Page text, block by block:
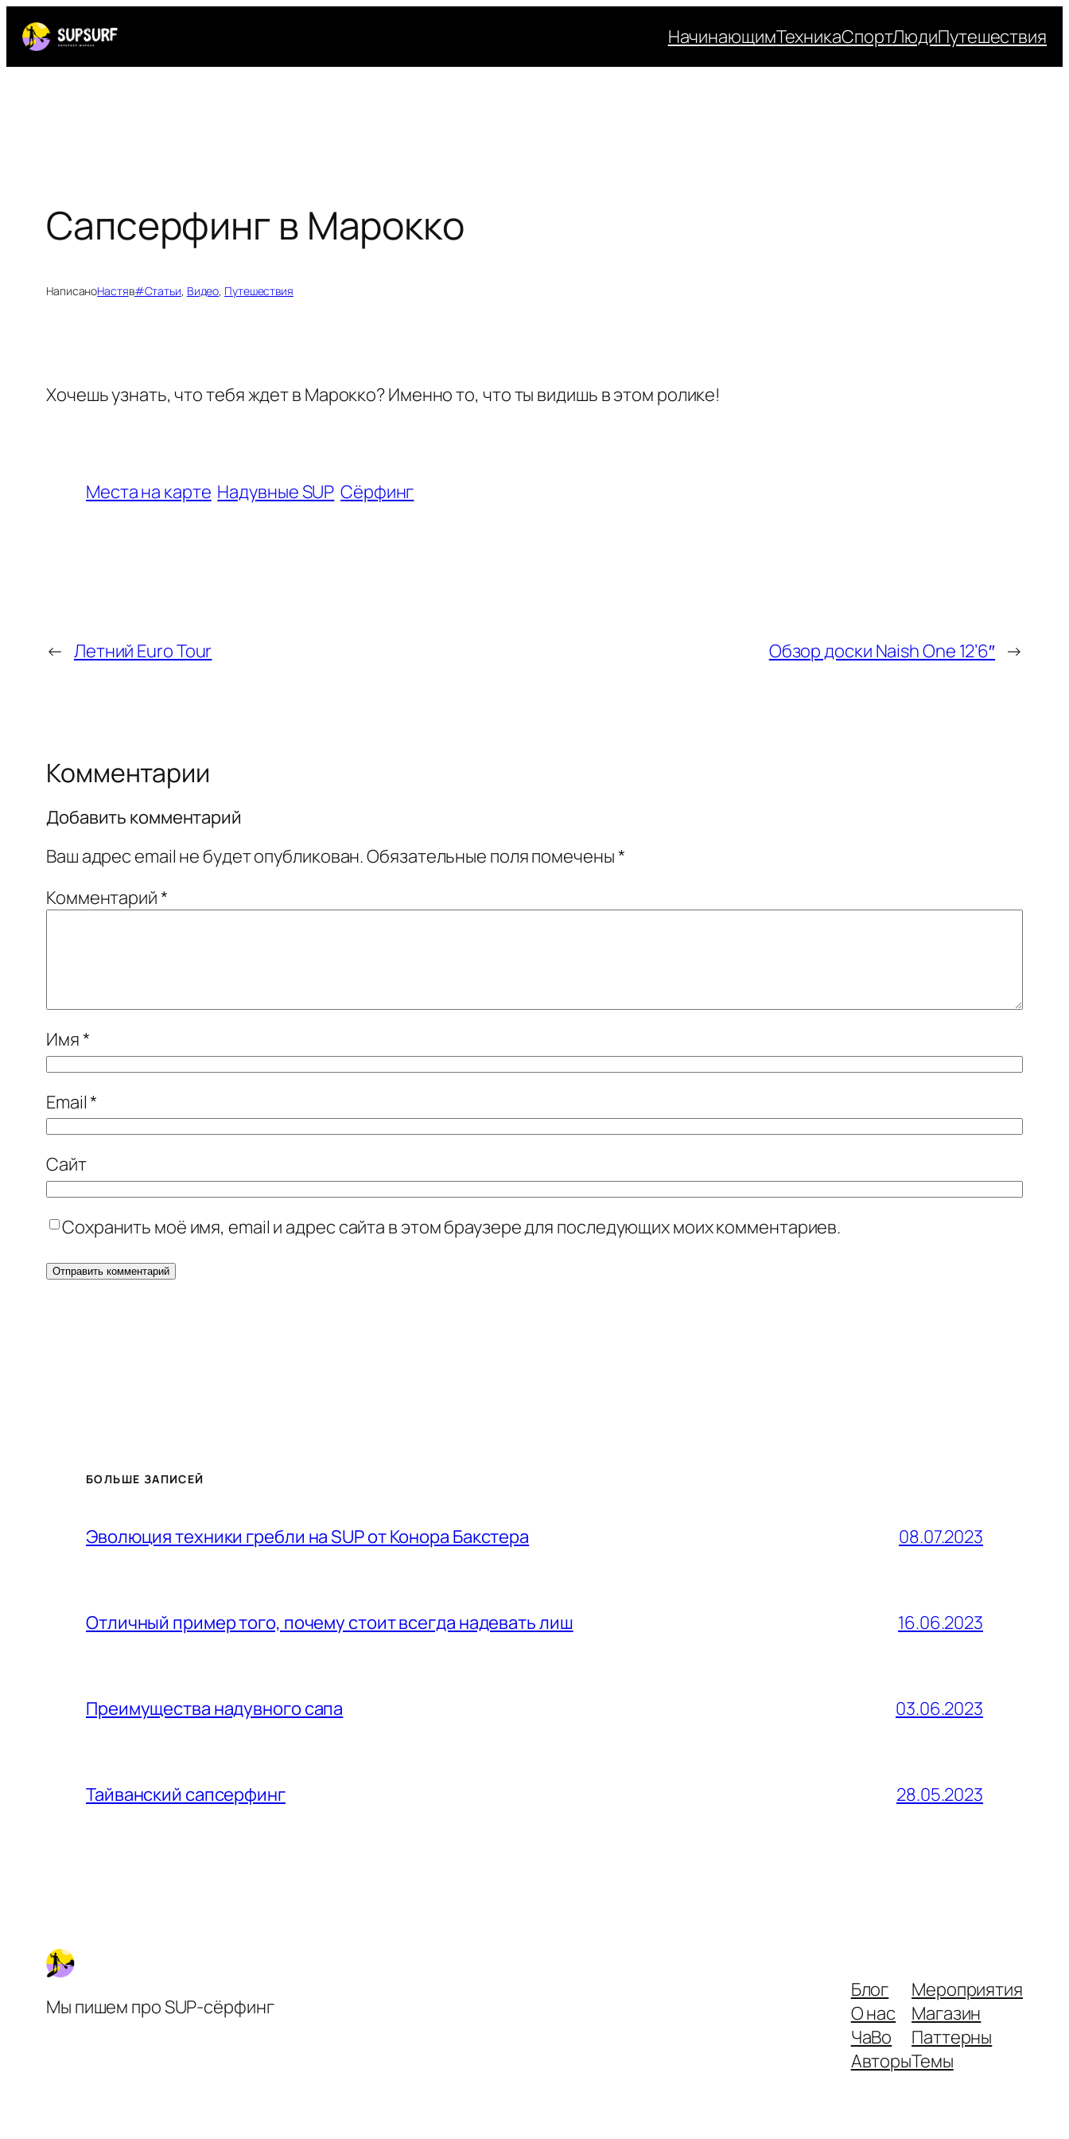
Перейти
содержимому
НачинающимТехникаСпортЛюдиПутешествия
Сапсерфинг в Марокко
НаписаноНастяв#Статьи, Видео, Путешествия
Хочешь узнать, что тебя ждет в Марокко? Именно то, что ты видишь в этом ролике!
Места на карте Надувные SUP Сёрфинг
← Летний Euro Tour Обзор доски Naish One 12’6″ →
Комментарии
Добавить комментарий
Ваш адрес email не будет опубликован.Обязательные поля помечены*
Комментарий*
Имя*
Email*
Сайт
Сохранить моё имя, email и адрес сайта в этом браузере для последующих моих комментариев.
БОЛЬШЕ ЗАПИСЕЙ
Эволюция техники гребли на SUP от Конора Бакстера 08.07.2023
Отличный пример того, почему стоит всегда надевать лиш 16.06.2023
Преимущества надувного сапа 03.06.2023
Тайванский сапсерфинг 28.05.2023
Мы пишем про SUP-сёрфинг
Блог
О нас
ЧаВо
Авторы
Мероприятия
Магазин
Паттерны
Темы